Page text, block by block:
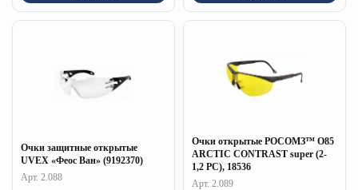
Очки защитные открытые
UVEX «Феос Ван» (9192370)
Арт. 2.088
Очки открытые РОСОМЗ™ О85
ARCTIC CONTRAST super (2-
1,2 PC), 18536
Арт. 2.089